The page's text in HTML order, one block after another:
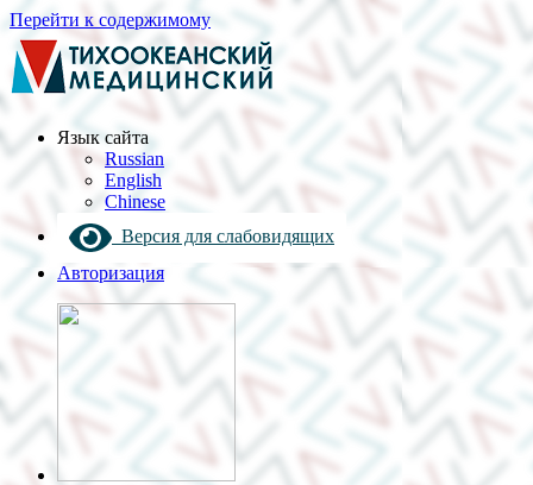
Перейти к содержимому
Язык cайта
Russian
English
Chinese
Версия для слабовидящих
Авторизация